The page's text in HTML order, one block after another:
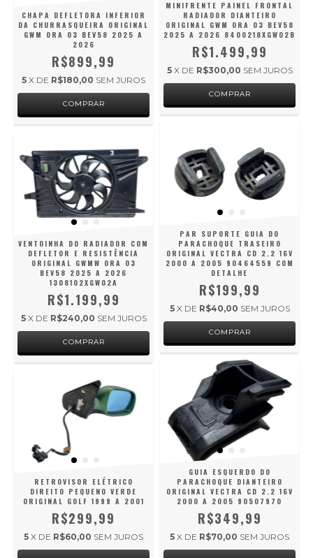
CHAPA DEFLETORA INFERIOR
DA CHURRASQUEIRA ORIGINAL
GWM ORA 03 BEV58 2025 A
2026
R$899,99
5 X DE R$180,00 SEM JUROS
MINIFRENTE PAINEL FRONTAL
RADIADOR DIANTEIRO
ORIGINAL GWM ORA 03 BEV58
2025 A 2026 8400218XGW02B
R$1.499,99
5 X DE R$300,00 SEM JUROS
VENTOINHA DO RADIADOR COM
DEFLETOR E RESISTÊNCIA
ORIGINAL GWMW ORA 03
BEV58 2025 A 2026
1308102XGW02A
R$1.199,99
5 X DE R$240,00 SEM JUROS
PAR SUPORTE GUIA DO
PARACHOQUE TRASEIRO
ORIGINAL VECTRA CD 2.2 16V
2000 A 2005 90464559 COM
DETALHE
R$199,99
5 X DE R$40,00 SEM JUROS
RETROVISOR ELÉTRICO
DIREITO PEQUENO VERDE
ORIGINAL GOLF 1999 A 2001
R$299,99
5 X DE R$60,00 SEM JUROS
GUIA ESQUERDO DO
PARACHOQUE DIANTEIRO
ORIGINAL VECTRA CD 2.2 16V
2000 A 2005 90507970
R$349,99
5 X DE R$70,00 SEM JUROS